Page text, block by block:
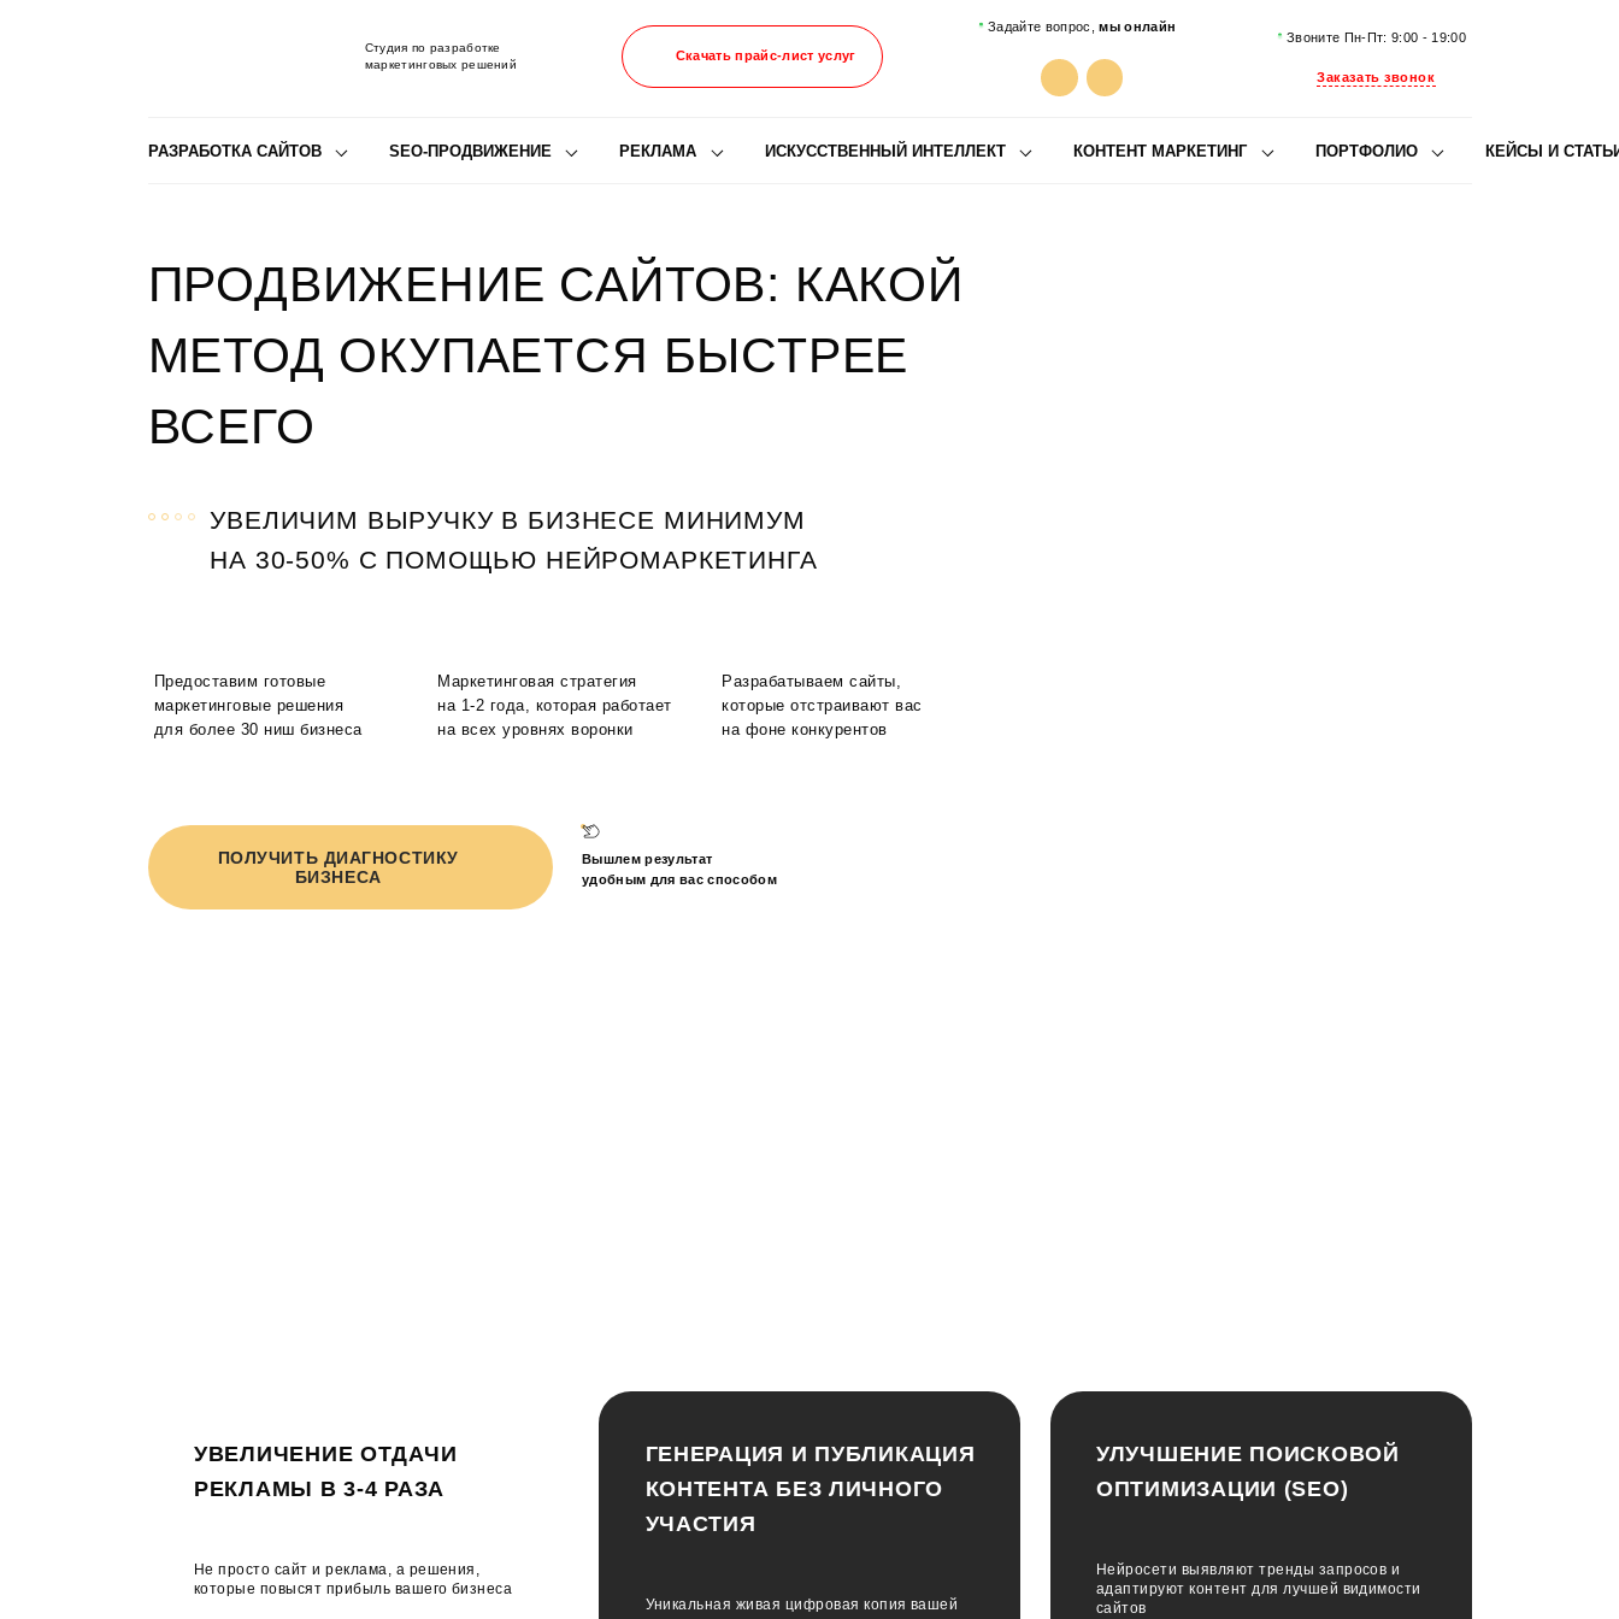
Студия по разработке
маркетинговых решений
Скачать прайс-лист услуг
Задайте вопрос,мы онлайн
Звоните Пн-Пт: 9:00 - 19:00
Заказать звонок
РАЗРАБОТКА САЙТОВ SEO-ПРОДВИЖЕНИЕ РЕКЛАМА ИСКУССТВЕННЫЙ ИНТЕЛЛЕКТ КОНТЕНТ МАРКЕТИНГ ПОРТФОЛИО КЕЙСЫ И
ПРОДВИЖЕНИЕ САЙТОВ: КАКОЙ
МЕТОД ОКУПАЕТСЯ БЫСТРЕЕ
ВСЕГО
УВЕЛИЧИМ ВЫРУЧКУ В БИЗНЕСЕ МИНИМУМ
НА 30-50% С ПОМОЩЬЮ НЕЙРОМАРКЕТИНГА
Предоставим готовые
маркетинговые решения
для более 30 ниш бизнеса
Маркетинговая стратегия
на 1-2 года, которая работает
на всех уровнях воронки
Разрабатываем сайты,
которые отстраивают вас
на фоне конкурентов
ПОЛУЧИТЬ ДИАГНОСТИКУ
БИЗНЕСА
Вышлем результат
удобным для вас способом
УВЕЛИЧЕНИЕ ОТДАЧИ
РЕКЛАМЫ В 3-4 РАЗА
Не просто сайт и реклама, а решения,
которые повысят прибыль вашего бизнеса
ГЕНЕРАЦИЯ И ПУБЛИКАЦИЯ
КОНТЕНТА БЕЗ ЛИЧНОГО
УЧАСТИЯ
Уникальная живая цифровая копия вашей
УЛУЧШЕНИЕ ПОИСКОВОЙ
ОПТИМИЗАЦИИ (SEO)
Нейросети выявляют тренды запросов и
адаптируют контент для лучшей видимости
сайтов